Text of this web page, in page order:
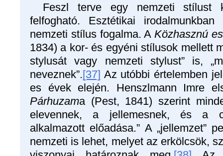
Feszl terve egy nemzeti stílust
felfogható. Esztétikai
nemzeti stílus fogalma. A Közhasznú
1834) a kor- és egyéni stílusok mellett
stylusát vagy nemzeti stylust” is,
neveznek”.[37] Az utóbbi értelemben
es évek elején. Henszlmann Imre
Párhuzama (Pest, 1841) szerint
elevennek, a jellemesnek, és a
alkalmazott előadása.” A „jellemzet”
nemzeti is lehet, melyet az erkölcsök,